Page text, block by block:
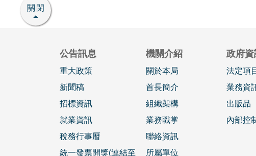
關閉
公告訊息
重大政策
新聞稿
招標資訊
就業資訊
稅務行事曆
統一發票開獎(連結至
機關介紹
關於本局
首長簡介
組織架構
業務職掌
聯絡資訊
所屬單位
政府資
法定項
業務資
出版品
內部控